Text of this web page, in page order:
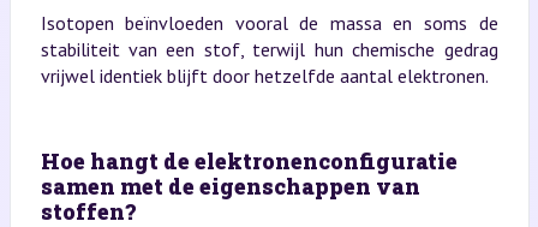
Isotopen beïnvloeden vooral de massa en soms de
stabiliteit van een stof, terwijl hun chemische gedrag
vrijwel identiek blijft door hetzelfde aantal elektronen.
Hoe hangt de elektronenconfiguratie
samen met de eigenschappen van
stoffen?